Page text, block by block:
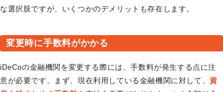
な選択肢ですが、いくつかのデメリットも存在します。
変更時に手数料がかかる
iDeCoの金融機関を変更する際には、手数料が発生する点に注
意が必要です。まず、現在利用している金融機関に対して、 資